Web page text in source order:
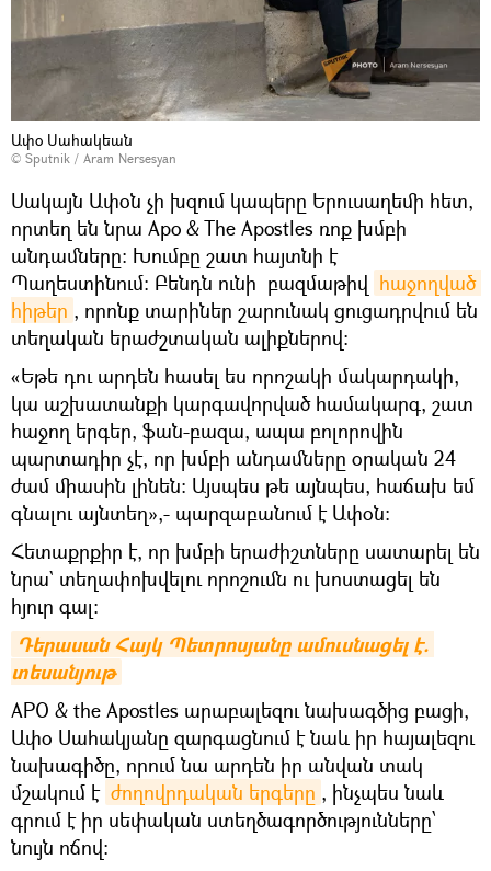
Ափօ Սահակեան
© Sputnik / Aram Nersesyan
Սակայն Ափօն չի խզում կապերը Երուսաղեմի հետ,
որտեղ են նրա Apo & The Apostles ռոք խմբի
անդամները։ Խումբը շատ հայտնի է
Պաղեստինում։ Բենդն ունի բազմաթիվ հաջողված
հիթեր , որոնք տարիներ շարունակ ցուցադրվում են
տեղական երաժշտական ալիքներով։
«Եթե դու արդեն հասել ես որոշակի մակարդակի,
կա աշխատանքի կարգավորված համակարգ, շատ
հաջող երգեր, ֆան-բազա, ապա բոլորովին
պարտադիր չէ, որ խմբի անդամները օրական 24
ժամ միասին լինեն։ Այսպես թե այնպես, հաճախ եմ
գնալու այնտեղ»,- պարզաբանում է Ափօն։
Հետաքրքիր է, որ խմբի երաժիշտները սատարել են
նրա` տեղափոխվելու որոշումն ու խոստացել են
հյուր գալ:
Դերասան Հայկ Պետրոսյանը ամուսնացել է.
տեսանյութ
APO & the Apostles արաբալեզու նախագծից բացի,
Ափօ Սահակյանը զարգացնում է նաև իր հայալեզու
նախագիծը, որում նա արդեն իր անվան տակ
մշակում է ժողովրդական երգերը , ինչպես նաև
գրում է իր սեփական ստեղծագործությունները՝
նույն ոճով: